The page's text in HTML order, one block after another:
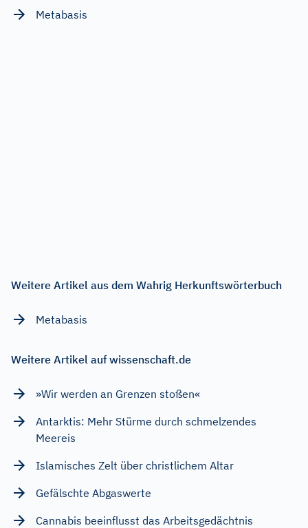
Metabasis
Weitere Artikel aus dem Wahrig Herkunftswörterbuch
Metabasis
Weitere Artikel auf wissenschaft.de
»Wir werden an Grenzen stoßen«
Antarktis: Mehr Stürme durch schmelzendes
Meereis
Islamisches Zelt über christlichem Altar
Gefälschte Abgaswerte
Cannabis beeinflusst das Arbeitsgedächtnis